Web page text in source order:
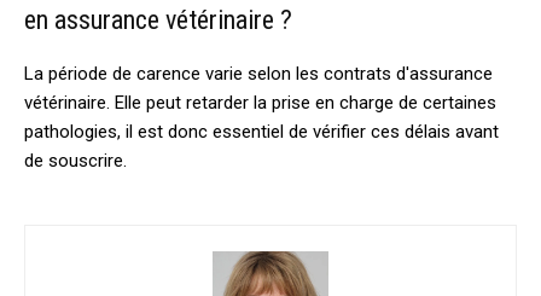
en assurance vétérinaire ?
La période de carence varie selon les contrats d'assurance
vétérinaire. Elle peut retarder la prise en charge de certaines
pathologies, il est donc essentiel de vérifier ces délais avant
de souscrire.